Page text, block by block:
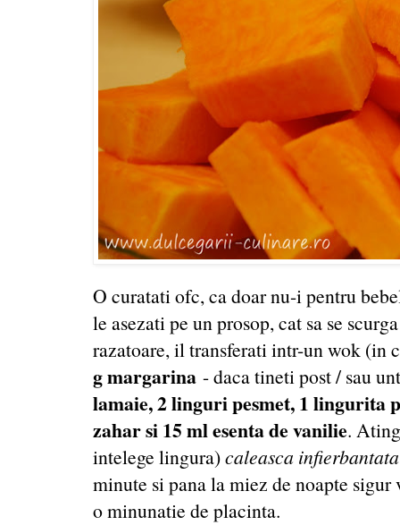
O curatati ofc, ca doar nu-i pentru
le asezati pe un prosop, cat sa se
razatoare, il transferati intr-un wok (in
g margarina - daca tineti post / sau
lamaie, 2 linguri pesmet, 1 lingurita
zahar si 15 ml esenta de vanilie.
intelege lingura)caleasca
minute si pana la miez de noapte
o minunatie de placinta.